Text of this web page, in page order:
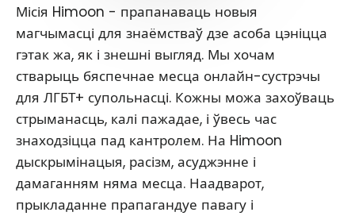
Місія Himoon - прапанаваць новыя
магчымасці для знаёмстваў дзе асоба цэніцца
гэтак жа, як і знешні выгляд. Мы хочам
стварыць бяспечнае месца онлайн-сустрэчы
для ЛГБТ+ супольнасці. Кожны можа захоўваць
стрыманасць, калі пажадае, і ўвесь час
знаходзіцца пад кантролем. На Himoon
дыскрымінацыя, расізм, асуджэнне і
дамаганням няма месца. Наадварот,
прыкладанне прапагандуе павагу і